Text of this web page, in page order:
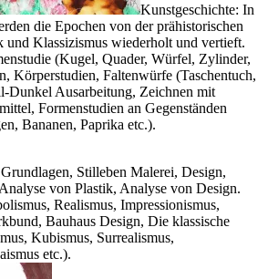
Kunstgeschichte: In
die Epochen von der prähistorischen
und Klassizismus wiederholt und vertieft.
(Kugel, Quader, Würfel, Zylinder,
Körperstudien, Faltenwürfe (Taschentuch,
Dunkel Ausarbeitung, Zeichnen mit
Formenstudien an Gegenständen
Bananen, Paprika etc.).
Stilleben Malerei, Design,
von Plastik, Analyse von Design.
Realismus, Impressionismus,
Bauhaus Design, Die klassische
Kubismus, Surrealismus,
etc.).